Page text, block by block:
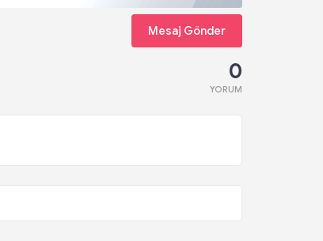
Mesaj Gönder
0
YORUM